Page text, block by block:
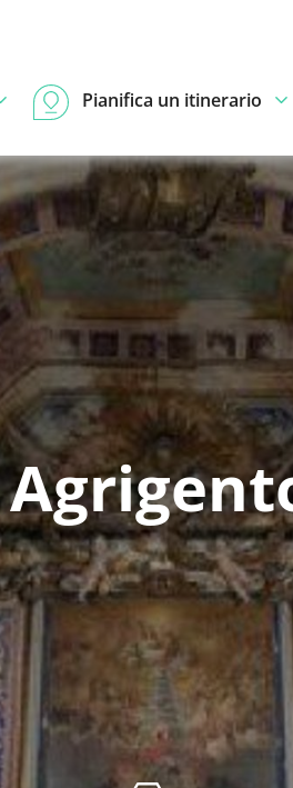
Pianifica un itinerario